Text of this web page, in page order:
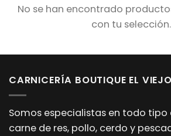
No se han encontrado
con tu selección.
CARNICERÍA BOUTIQUE EL
Somos especialistas en todo tipo
carne de res, pollo, cerdo y